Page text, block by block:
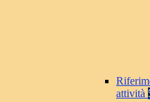
attività